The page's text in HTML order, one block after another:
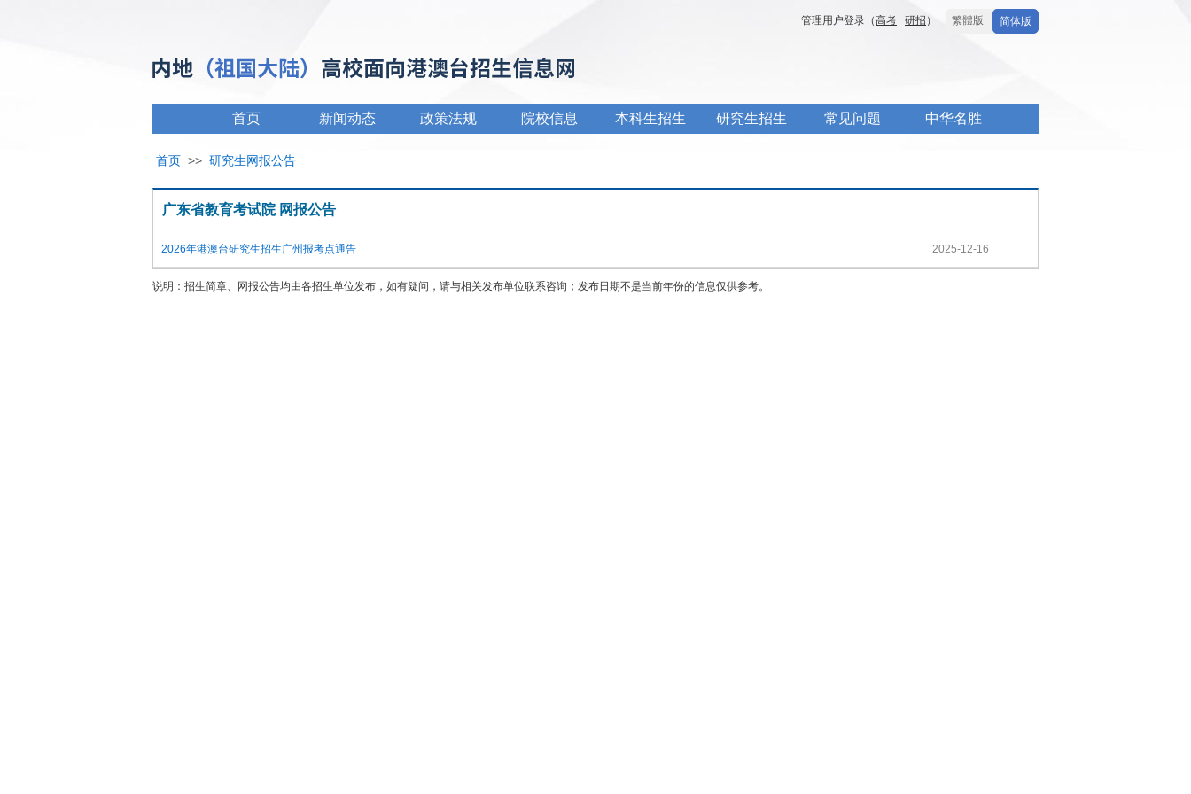
简体版
繁體版
管理用户登录（高考 研招 ）
首页 新闻动态 政策法规 院校信息 本科生招生 研究生招生 常见问题 中华名胜
首页 >> 研究生网报公告
广东省教育考试院 网报公告
2026年港澳台研究生招生广州报考点通告 2025-12-16
说明：招生简章、网报公告均由各招生单位发布，如有疑问，请与相关发布单位联系咨询；发布日期不是当前年份的信息仅供参考。